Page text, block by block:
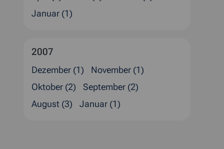
Januar (1)
2007
Dezember (1)
November (1)
Oktober (2)
September (2)
August (3)
Januar (1)